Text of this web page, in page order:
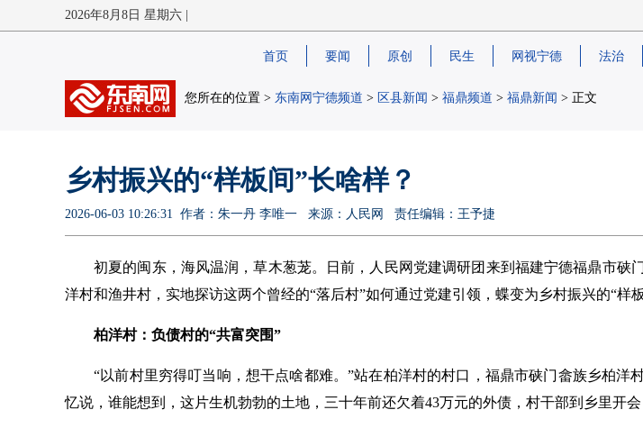
2026年8月8日 星期六 |
首页 要闻 原创 民生 网视宁德 法治
您所在的位置 > 东南网宁德频道 > 区县新闻 > 福鼎频道 > 福鼎新闻 > 正文
乡村振兴的“样板间”长啥样？
2026-06-03 10:26:31 作者：朱一丹 李唯一 来源：人民网 责任编辑：王予捷
初夏的闽东，海风温润，草木葱茏。日前，人民网党建调研团来到福建宁德福鼎市硖
洋村和渔井村，实地探访这两个曾经的“落后村”如何通过党建引领，蝶变为乡村振兴的“样板
柏洋村：负债村的“共富突围”
“以前村里穷得叮当响，想干点啥都难。”站在柏洋村的村口，福鼎市硖门畲族乡柏洋
忆说，谁能想到，这片生机勃勃的土地，三十年前还欠着43万元的外债，村干部到乡里开会